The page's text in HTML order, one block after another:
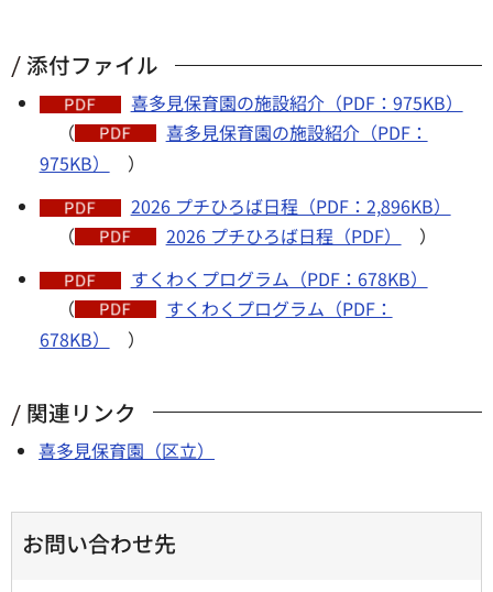
添付ファイル
喜多見保育園の施設紹介（PDF：975KB）
（
喜多見保育園の施設紹介（PDF：
975KB）
）
2026 プチひろば日程（PDF：2,896KB）
（
2026 プチひろば日程（PDF）
）
すくわくプログラム（PDF：678KB）
（
すくわくプログラム（PDF：
678KB）
）
関連リンク
喜多見保育園（区立）
お問い合わせ先